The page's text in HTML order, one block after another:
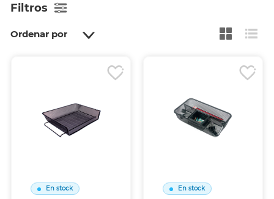
Filtros
Ordenar por
En stock En stock